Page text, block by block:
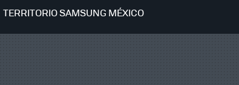
TERRITORIO SAMSUNG MÉXICO